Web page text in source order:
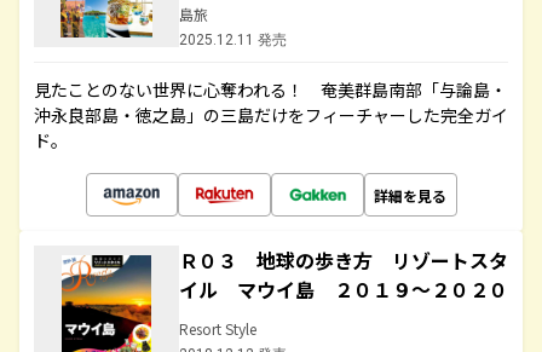
島旅
2025.12.11 発売
見たことのない世界に心奪われる！ 奄美群島南部「与論島・
沖永良部島・徳之島」の三島だけをフィーチャーした完全ガイ
ド。
詳細を見る
Ｒ０３ 地球の歩き方 リゾートスタ
イル マウイ島 ２０１９～２０２０
Resort Style